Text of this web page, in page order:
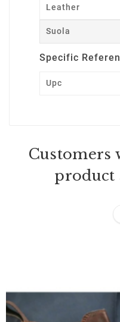
Leather
Suola
Specific
Upc
Customers
product